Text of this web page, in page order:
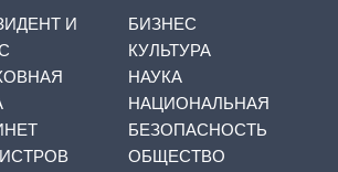
И
БИЗНЕС
КУЛЬТУРА
НАУКА
НАЦИОНАЛЬНАЯ
БЕЗОПАСНОСТЬ
ОБЩЕСТВО